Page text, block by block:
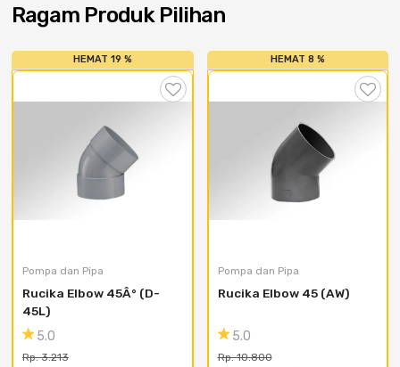
Ragam Produk Pilihan
HEMAT 19 %
Pompa dan Pipa
Rucika Elbow 45Â° (D-
45L)
5.0
Rp. 3.213
HEMAT 8 %
Pompa dan Pipa
Rucika Elbow 45 (AW)
5.0
Rp. 10.800